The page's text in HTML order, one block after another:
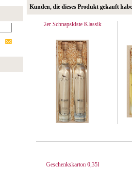
Kunden, die dieses Produkt gekauft
2er Schnapskiste Klassik
Geschenkskarton 0,35l